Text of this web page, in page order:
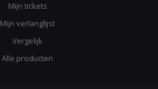
Mijn tickets
Mijn verlanglijst
Vergelijk
Alle producten